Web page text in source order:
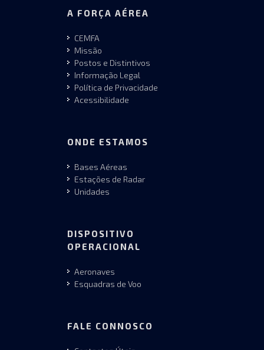
A FORÇA AÉREA
CEMFA
Missão
Postos e Distintivos
Informação Legal
Política de Privacidade
Acessibilidade
ONDE ESTAMOS
Bases Aéreas
Estações de Radar
Unidades
DISPOSITIVO
OPERACIONAL
Aeronaves
Esquadras de Voo
FALE CONNOSCO